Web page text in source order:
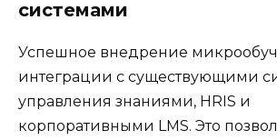
системами
Успешное внедрение
интеграции с существующими
управления знаниями, HRIS и
корпоративными LMS. Это